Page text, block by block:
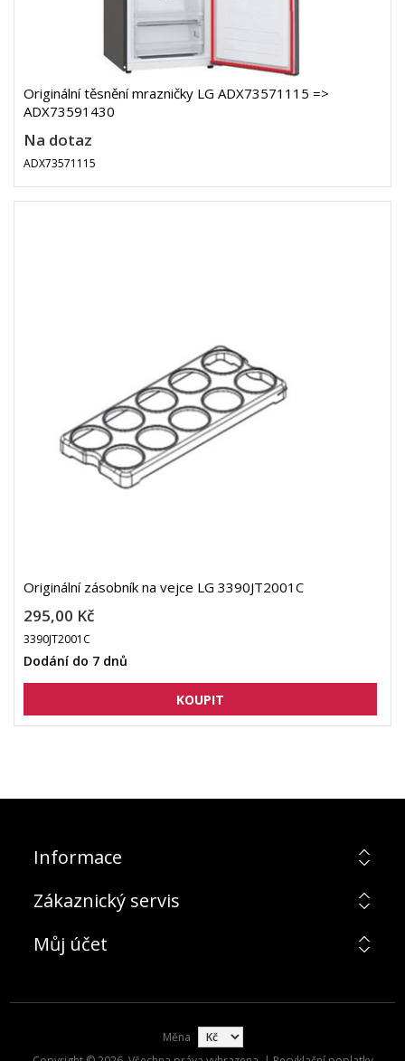
Originální těsnění mrazničky LG ADX73571115 =>
ADX73591430
Na dotaz
ADX73571115
Originální zásobník na vejce LG 3390JT2001C
295,00 Kč
3390JT2001C
Dodání do 7 dnů
Informace
Zákaznický servis
Můj účet
Měna